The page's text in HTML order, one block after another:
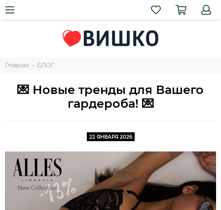
Главная БЛОГ
💌 Новые тренды для Вашего
гардероба! 💌
22 ЯНВАРЯ 2026